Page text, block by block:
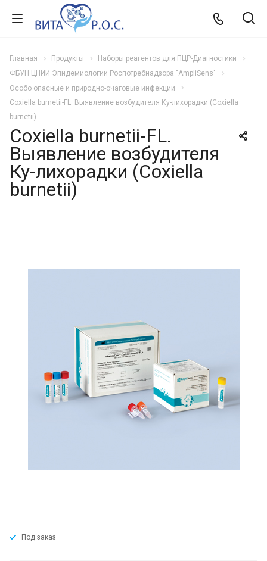
Главная Продукты
Наборы реагентов для ПЦР-Диагностики
ФБУН ЦНИИ Эпидемиологии Роспотребнадзора "AmpliSens"
Особо опасные и природно-очаговые инфекции
Coxiella burnetii-FL. Выявление возбудителя Ку-лихорадки (Coxiella
burnetii)
Coxiella burnetii-FL.
Выявление возбудителя
Ку-лихорадки (Coxiella
burnetii)
Под заказ